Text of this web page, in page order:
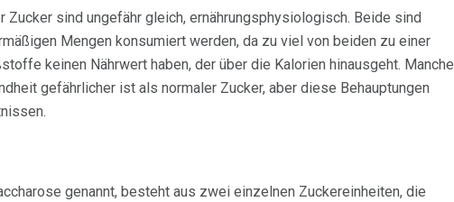
sind ungefähr gleich, ernährungsphysiologisch. Beide sind
Mengen konsumiert werden, da zu viel von beiden zu einer
keinen Nährwert haben, der über die Kalorien hinausgeht. Manche
gefährlicher ist als normaler Zucker, aber diese Behauptungen
genannt, besteht aus zwei einzelnen Zuckereinheiten, die